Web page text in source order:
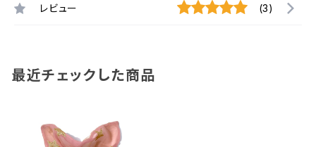
レビュー (3)
最近チェックした商品